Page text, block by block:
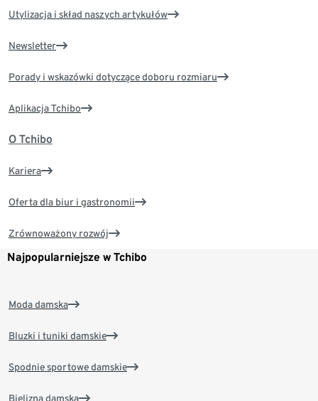
Utylizacja i skład naszych artykułów
Newsletter
Porady i wskazówki dotyczące doboru rozmiaru
Aplikacja Tchibo
O Tchibo
Kariera
Oferta dla biur i gastronomii
Zrównoważony rozwój
Najpopularniejsze w Tchibo
Moda damska
Bluzki i tuniki damskie
Spodnie sportowe damskie
Bielizna damska